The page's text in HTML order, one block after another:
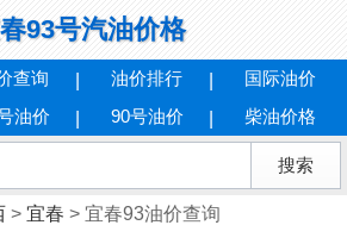
93号汽油价格
查询 油价排行
国际油价
油价 90号油价 柴油价格
> 宜春 > 宜春93油价查询